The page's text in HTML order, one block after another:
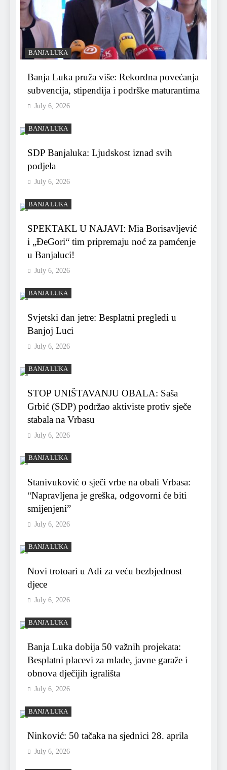
BANJA LUKA
Banja Luka pruža više: Rekordna povećanja
subvencija, stipendija i podrške maturantima
July 6, 2026
BANJA LUKA
SDP Banjaluka: Ljudskost iznad svih
podjela
July 6, 2026
BANJA LUKA
SPEKTAKL U NAJAVI: Mia Borisavljević
i „ĐeGori“ tim pripremaju noć za pamćenje
u Banjaluci!
July 6, 2026
BANJA LUKA
Svjetski dan jetre: Besplatni pregledi u
Banjoj Luci
July 6, 2026
BANJA LUKA
STOP UNIŠTAVANJU OBALA: Saša
Grbić (SDP) podržao aktiviste protiv sječe
stabala na Vrbasu
July 6, 2026
BANJA LUKA
Stanivuković o sječi vrbe na obali Vrbasa:
“Napravljena je greška, odgovorni će biti
smijenjeni”
July 6, 2026
BANJA LUKA
Novi trotoari u Adi za veću bezbjednost
djece
July 6, 2026
BANJA LUKA
Banja Luka dobija 50 važnih projekata:
Besplatni placevi za mlade, javne garaže i
obnova dječijih igrališta
July 6, 2026
BANJA LUKA
Ninković: 50 tačaka na sjednici 28. aprila
July 6, 2026